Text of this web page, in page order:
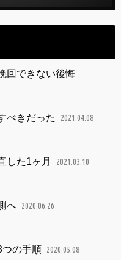
回できない後悔
べきだった 2021.04.08
した1ヶ月 2021.03.10
へ 2020.06.26
の手順 2020.05.08